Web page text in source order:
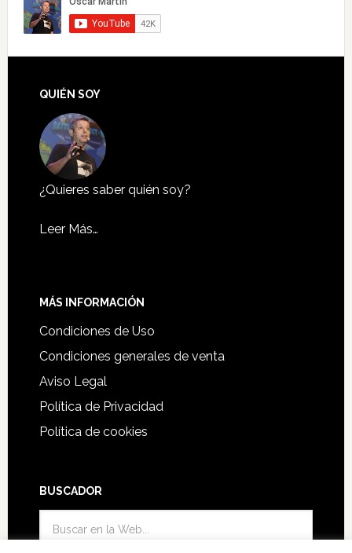
QUIÉN SOY
¿Quieres saber quién soy?
Leer Más…
MÁS INFORMACIÓN
Condiciones de Uso
Condiciones generales de venta
Aviso Legal
Política de Privacidad
Política de cookies
BUSCADOR